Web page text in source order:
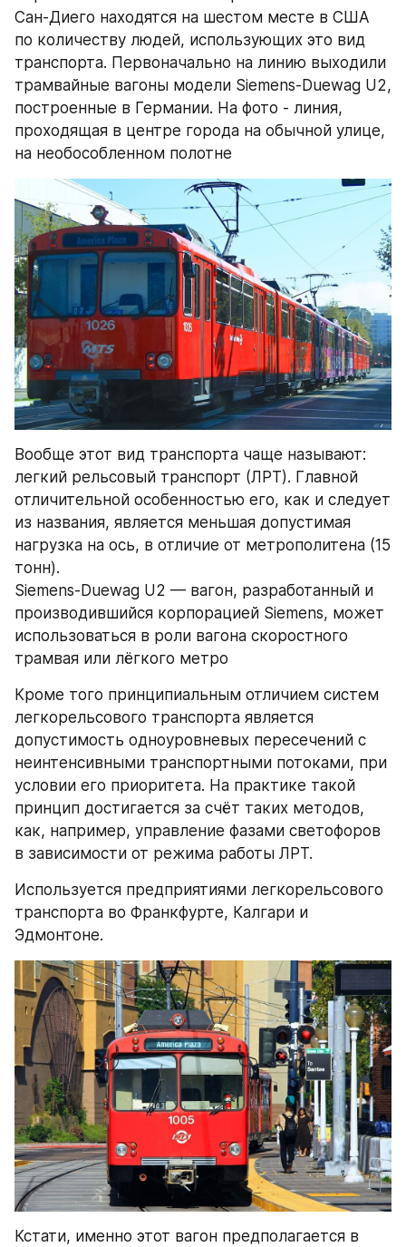
Сан-Диего находятся на шестом месте в США
по количеству людей, использующих это вид
транспорта. Первоначально на линию выходили
трамвайные вагоны модели Siemens-Duewag U2,
построенные в Германии. На фото - линия,
проходящая в центре города на обычной улице,
на необособленном полотне
Вообще этот вид транспорта чаще называют:
легкий рельсовый транспорт (ЛРТ). Главной
отличительной особенностью его, как и следует
из названия, является меньшая допустимая
нагрузка на ось, в отличие от метрополитена (15
тонн).
Siemens-Duewag U2 — вагон, разработанный и
производившийся корпорацией Siemens, может
использоваться в роли вагона скоростного
трамвая или лёгкого метро
Кроме того принципиальным отличием систем
легкорельсового транспорта является
допустимость одноуровневых пересечений с
неинтенсивными транспортными потоками, при
условии его приоритета. На практике такой
принцип достигается за счёт таких методов,
как, например, управление фазами светофоров
в зависимости от режима работы ЛРТ.
Используется предприятиями легкорельсового
транспорта во Франкфурте, Калгари и
Эдмонтоне.
Кстати, именно этот вагон предполагается в